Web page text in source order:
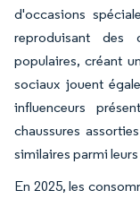
d'occasions
reproduisant des
populaires, créant
sociaux jouent
influenceurs
chaussures
similaires parmi
En 2025, les